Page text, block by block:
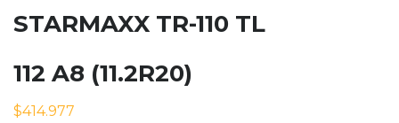
STARMAXX TR-110 TL
112 A8 (11.2R20)
$414.977